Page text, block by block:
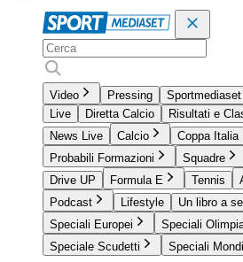
Video Pressing
Live
Diretta Calcio
Risultati e
News Live
Calcio Coppa Italia
Probabili Formazioni
Squadre
Drive UP
Formula E Tennis
Podcast
Lifestyle
Un libro a
Speciali Europei
Speciali
Speciale Scudetti
Speciali